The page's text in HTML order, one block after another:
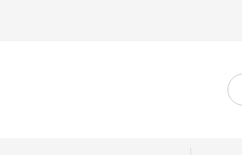
キ
ー